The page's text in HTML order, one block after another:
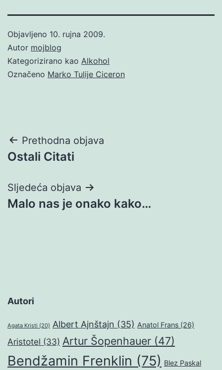
Objavljeno 10. rujna 2009.
Autor mojblog
Kategorizirano kao Alkohol
Označeno Marko Tulije Ciceron
Navigacija
objava
Prethodna objava
Ostali Citati
Sljedeća objava
Malo nas je onako kako…
Autori
Agata Kristi (20) Albert Ajnštajn (35) Anatol Frans (26)
Aristotel (33) Artur Šopenhauer (47)
Bendžamin Frenklin (75) Blez Paskal